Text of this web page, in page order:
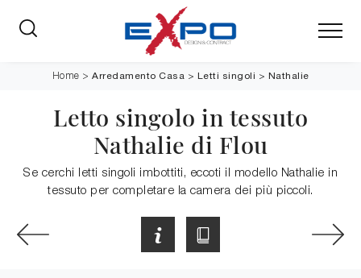
Home > Arredamento Casa > Letti singoli > Nathalie
Letto singolo in tessuto
Nathalie di Flou
Se cerchi letti singoli imbottiti, eccoti il modello Nathalie in
tessuto per completare la camera dei più piccoli.